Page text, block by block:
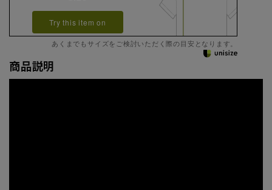
Try this item on
あくまでもサイズをご検討いただく際の目安となります。
商品説明